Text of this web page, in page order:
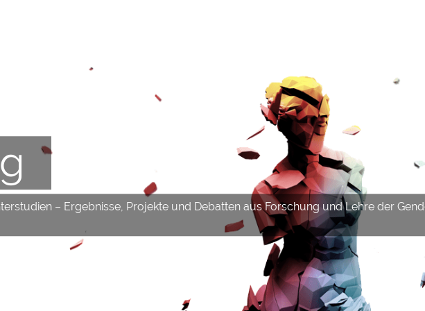
– Ergebnisse, Projekte und Debatten aus Forschung und Lehre der